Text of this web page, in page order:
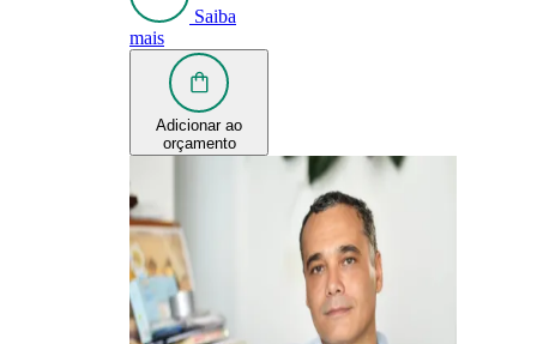
Saiba
mais
Adicionar ao
orçamento